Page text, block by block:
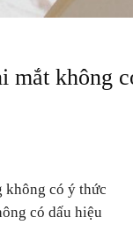
không
không có ý thức
có dấu hiệu